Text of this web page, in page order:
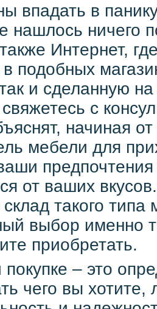
впадать в
нашлось ничего
Интернет,
подобных
и сделанную
с
начиная от
мебели для
от ваших
такого типа
выбор именно
приобретать.
покупке – это
чего вы хотите,